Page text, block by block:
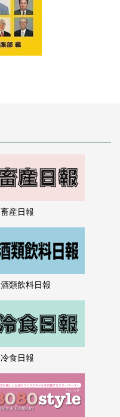
畜産日報
酒類飲料日報
冷食日報